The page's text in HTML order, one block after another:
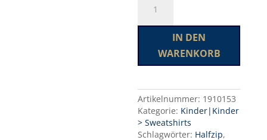
IN DEN
WARENKORB
e
n
v
e
:
Artikelnummer: 1910153
Kategorie: Kinder|Kinder
> Sweatshirts
Schlagwörter: Halfzip,